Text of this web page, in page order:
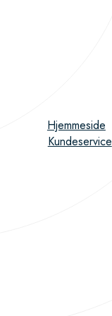
Hjemmeside
Kundeservice